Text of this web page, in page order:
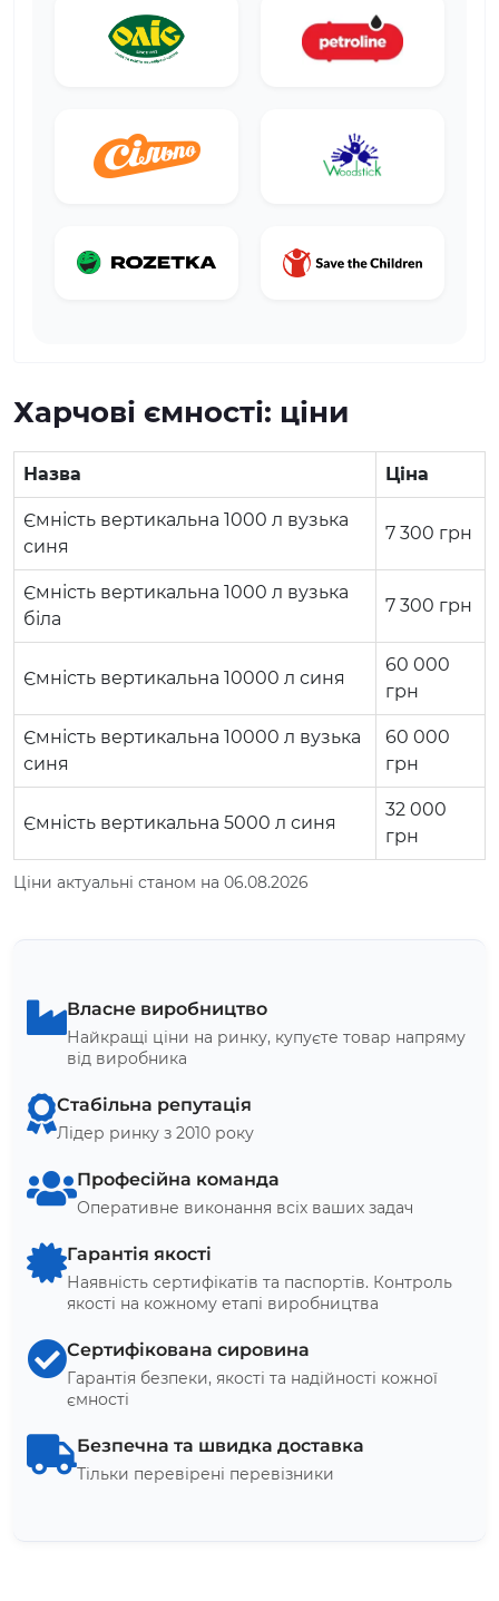
Харчові ємності: ціни
Назва Ціна
Ємність вертикальна 1000 л вузька
синя
7 300 грн
Ємність вертикальна 1000 л вузька
біла
7 300 грн
Ємність вертикальна 10000 л синя
60 000
грн
Ємність вертикальна 10000 л вузька
синя
60 000
грн
Ємність вертикальна 5000 л синя
32 000
грн
Ціни актуальні станом на 06.08.2026
Власне виробництво
Найкращі ціни на ринку, купуєте товар напряму
від виробника
Стабільна репутація
Лідер ринку з 2010 року
Професійна команда
Оперативне виконання всіх ваших задач
Гарантія якості
Наявність сертифікатів та паспортів. Контроль
якості на кожному етапі виробництва
Сертифікована сировина
Гарантія безпеки, якості та надійності кожної
ємності
Безпечна та швидка доставка
Тільки перевірені перевізники